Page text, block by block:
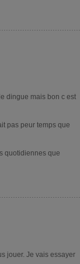
dingue mais bon c est
pas peur temps que
quotidiennes que
jouer. Je vais essayer